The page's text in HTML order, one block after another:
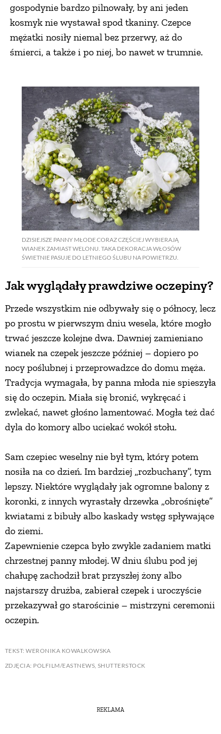
gospodynie bardzo pilnowały, by ani jeden
kosmyk nie wystawał spod tkaniny. Czepce
mężatki nosiły niemal bez przerwy, aż do
śmierci, a także i po niej, bo nawet w trumnie.
DZISIEJSZE PANNY MŁODE CORAZ CZĘŚCIEJ WYBIERAJĄ
WIANEK ZAMIAST WELONU. TAKA DEKORACJA WŁOSÓW
ŚWIETNIE PASUJE DO LETNIEGO ŚLUBU NA POWIETRZU.
Jak wyglądały prawdziwe oczepiny?
Przede wszystkim nie odbywały się o północy, lecz
po prostu w pierwszym dniu wesela, które mogło
trwać jeszcze kolejne dwa. Dawniej zamieniano
wianek na czepek jeszcze później – dopiero po
nocy poślubnej i przeprowadzce do domu męża.
Tradycja wymagała, by panna młoda nie spieszyła
się do oczepin. Miała się bronić, wykręcać i
zwlekać, nawet głośno lamentować. Mogła też dać
dyla do komory albo uciekać wokół stołu.
Sam czepiec weselny nie był tym, który potem
nosiła na co dzień. Im bardziej „rozbuchany”, tym
lepszy. Niektóre wyglądały jak ogromne balony z
koronki, z innych wyrastały drzewka „obrośnięte”
kwiatami z bibuły albo kaskady wstęg spływające
do ziemi.
Zapewnienie czepca było zwykle zadaniem matki
chrzestnej panny młodej. W dniu ślubu pod jej
chałupę zachodził brat przyszłej żony albo
najstarszy drużba, zabierał czepek i uroczyście
przekazywał go starościnie – mistrzyni ceremonii
oczepin.
TEKST: WERONIKA KOWALKOWSKA
ZDJĘCIA: POLFILM/EASTNEWS, SHUTTERSTOCK
REKLAMA